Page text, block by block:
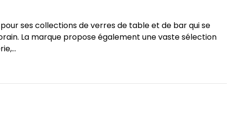
ses collections de verres de table et de bar qui se
La marque propose également une vaste sélection